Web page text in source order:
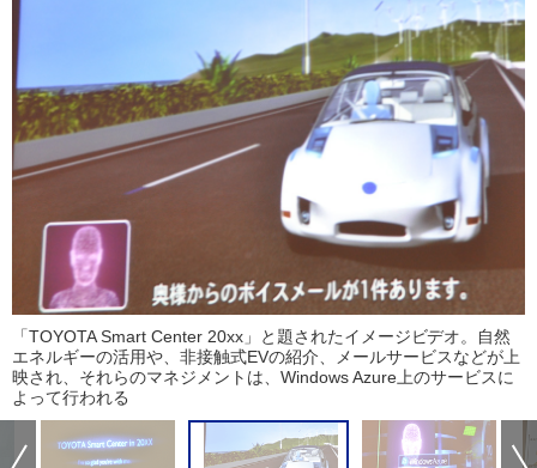
「TOYOTA Smart Center 20xx」と題されたイメージビデオ。自然
エネルギーの活用や、非接触式EVの紹介、メールサービスなどが上
映され、それらのマネジメントは、Windows Azure上のサービスに
よって行われる